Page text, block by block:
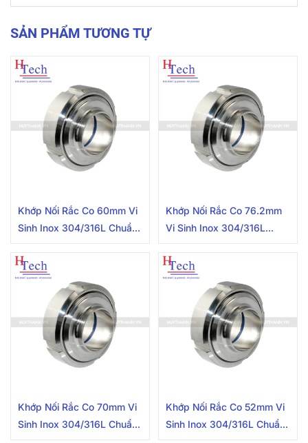
SẢN PHẨM TƯƠNG TỰ
Khớp Nối Rắc Co 60mm Vi
Sinh Inox 304/316L Chuẩn
Khớp Nối Rắc Co 76.2mm
Vi Sinh Inox 304/316L
Khớp Nối Rắc Co 70mm Vi
Sinh Inox 304/316L Chuẩn
Khớp Nối Rắc Co 52mm Vi
Sinh Inox 304/316L Chuẩn